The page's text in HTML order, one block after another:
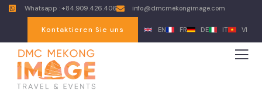
Whatsapp : +84.909.426.406 info@dmcmekongimage.com
Kontaktieren Sie uns EN FR DE IT VI